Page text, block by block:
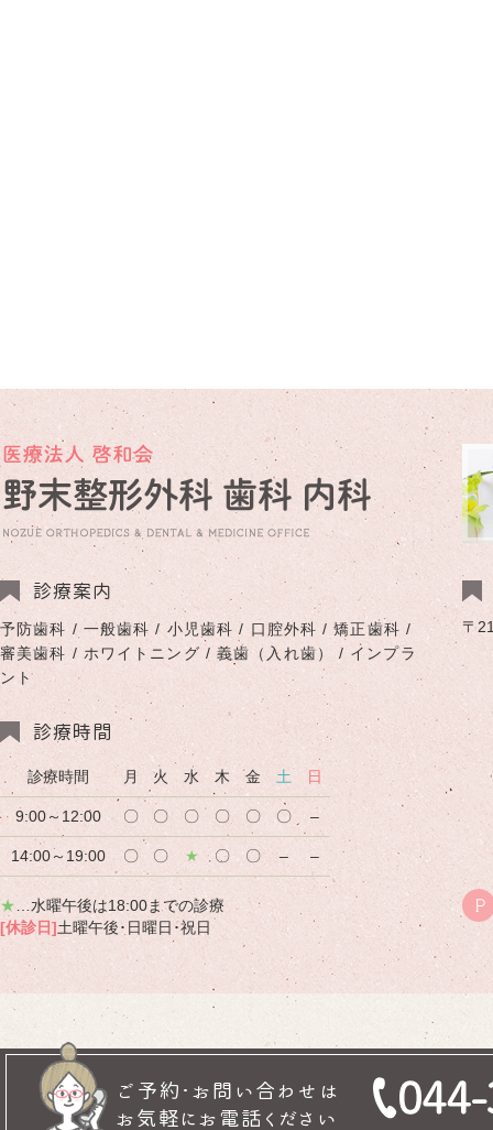
診療案内
予防歯科 / 一般歯科 / 小児歯科 / 口腔外科 / 矯正歯科 /
審美歯科 / ホワイトニング / 義歯（入れ歯） / インプラ
ント
診療時間
診療時間 月 火 水 木 金 土 日
9:00～12:00 〇 〇 〇 〇 〇 〇 –
14:00～19:00 〇 〇 ★ 〇 〇 – –
★ …水曜午後は18:00までの診療
[休診日]土曜午後･日曜日･祝日
〒
P
ご予約･お問い合わせは
お気軽にお電話ください